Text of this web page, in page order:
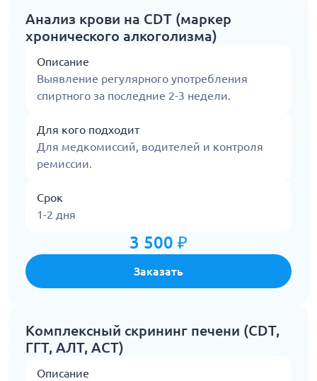
Анализ крови на CDT (маркер
хронического алкоголизма)
Описание
Выявление регулярного употребления
спиртного за последние 2-3 недели.
Для кого подходит
Для медкомиссий, водителей и контроля
ремиссии.
Срок
1-2 дня
3 500 ₽
Заказать
Комплексный скрининг печени (CDT,
ГГТ, АЛТ, АСТ)
Описание